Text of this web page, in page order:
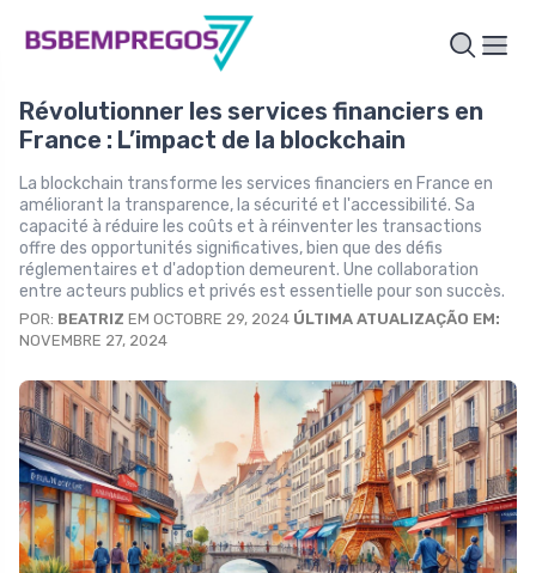
Révolutionner les services financiers en
France : L’impact de la blockchain
La blockchain transforme les services financiers en France en
améliorant la transparence, la sécurité et l'accessibilité. Sa
capacité à réduire les coûts et à réinventer les transactions
offre des opportunités significatives, bien que des défis
réglementaires et d'adoption demeurent. Une collaboration
entre acteurs publics et privés est essentielle pour son succès.
POR: BEATRIZ EM OCTOBRE 29, 2024 ÚLTIMA ATUALIZAÇÃO EM:
NOVEMBRE 27, 2024